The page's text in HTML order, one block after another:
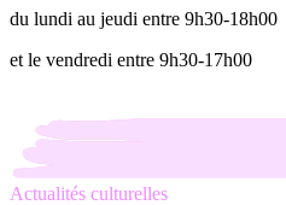
du lundi au jeudi entre 9h30-18h00
et le vendredi entre 9h30-17h00
Actualités culturelles